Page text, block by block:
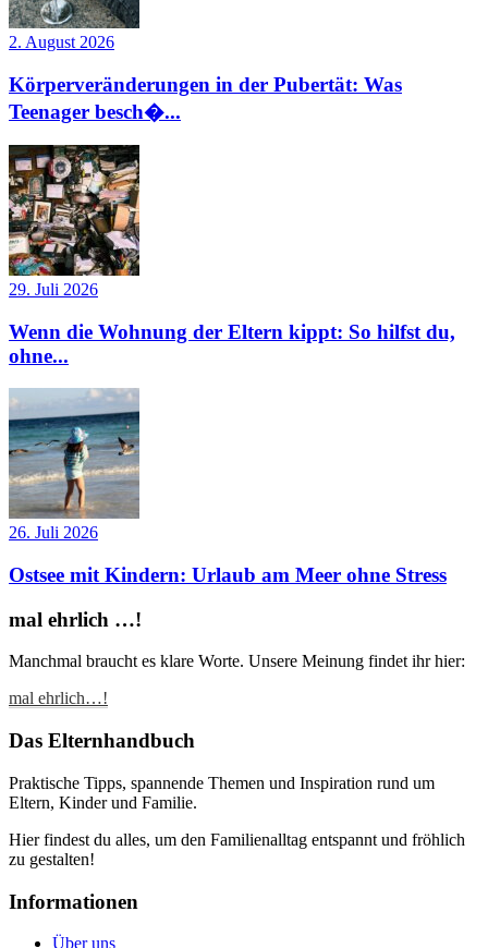
2. August 2026
Körperveränderungen in der Pubertät: Was
Teenager besch�...
29. Juli 2026
Wenn die Wohnung der Eltern kippt: So hilfst du,
ohne...
26. Juli 2026
Ostsee mit Kindern: Urlaub am Meer ohne Stress
mal ehrlich …!
Manchmal braucht es klare Worte. Unsere Meinung findet ihr hier:
mal ehrlich…!
Das Elternhandbuch
Praktische Tipps, spannende Themen und Inspiration rund um
Eltern, Kinder und Familie.
Hier findest du alles, um den Familienalltag entspannt und fröhlich
zu gestalten!
Informationen
Über uns